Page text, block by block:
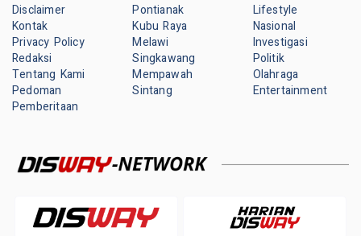
Disclaimer
Kontak
Privacy Policy
Redaksi
Tentang Kami
Pedoman
Pemberitaan
Pontianak
Kubu Raya
Melawi
Singkawang
Mempawah
Sintang
Lifestyle
Nasional
Investigasi
Politik
Olahraga
Entertainment